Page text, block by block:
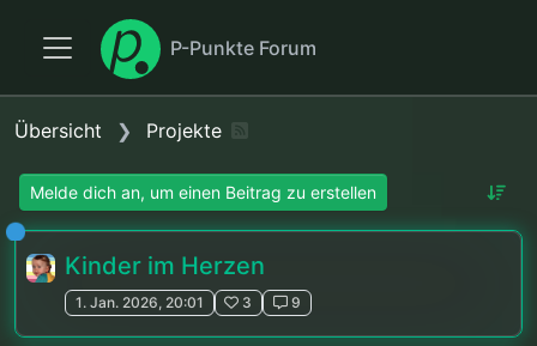
P-Punkte Forum
Übersicht Projekte
Melde dich an, um einen Beitrag zu erstellen
Kinder im Herzen
1. Jan. 2026, 20:01 3 9